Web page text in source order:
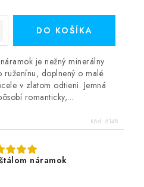
DO KOŠÍKA
je nežný minerálny
doplnený o malé
v zlatom odtieni. Jemná
romanticky,...
Kód: 6148
náramok